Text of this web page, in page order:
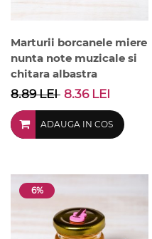
Marturii borcanele miere
nunta note muzicale si
chitara albastra
8.89 LEI 8.36 LEI
ADAUGA IN COS
6%